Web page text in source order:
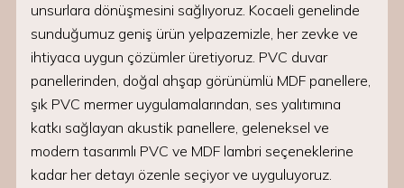
unsurlara dönüşmesini sağlıyoruz. Kocaeli genelinde
sunduğumuz geniş ürün yelpazemizle, her zevke ve
ihtiyaca uygun çözümler üretiyoruz. PVC duvar
panellerinden, doğal ahşap görünümlü MDF panellere,
şık PVC mermer uygulamalarından, ses yalıtımına
katkı sağlayan akustik panellere, geleneksel ve
modern tasarımlı PVC ve MDF lambri seçeneklerine
kadar her detayı özenle seçiyor ve uyguluyoruz.